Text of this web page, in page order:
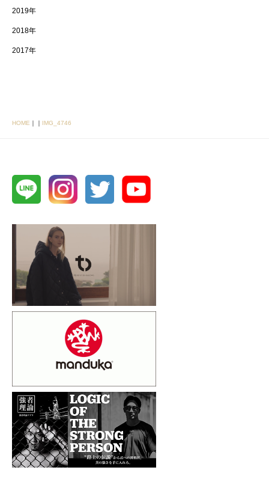
2019年
2018年
2017年
HOME ｜ ｜ IMG_4746